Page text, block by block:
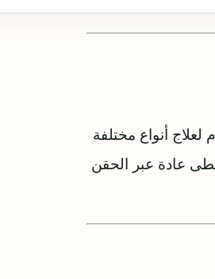
لعلاج أنواع مختلفة
عادة عبر الحقن